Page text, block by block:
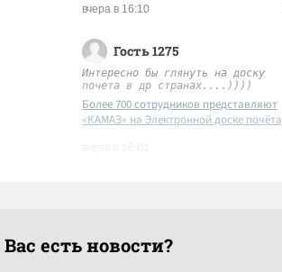
вчера в 16:10
Гость 1275
Интересно бы глянуть на доску
почета в др странах....))))
Более 700 сотрудников представляют
«КАМАЗ» на Электронной доске почёта
есть новости?